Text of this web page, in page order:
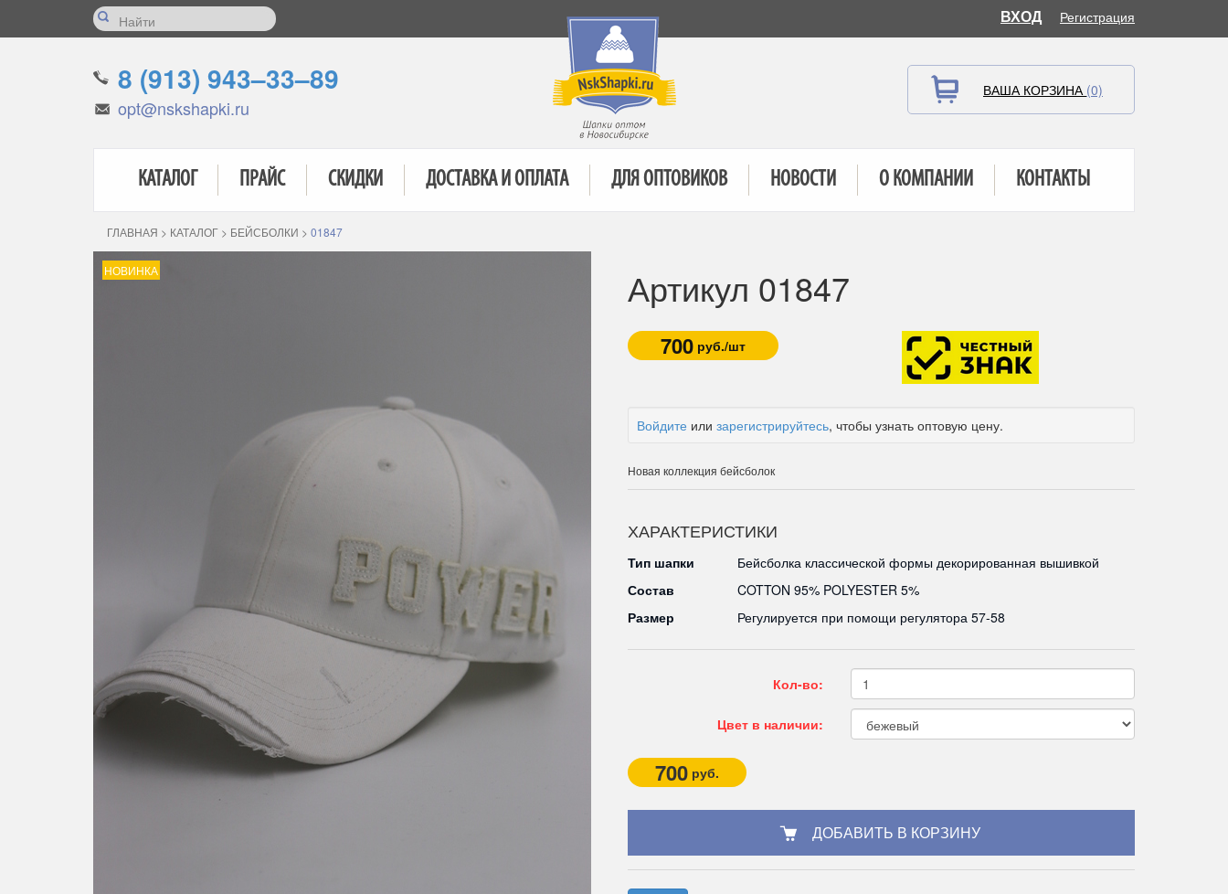
ВХОД Регистрация
8 (913) 943–33–89
opt@nskshapki.ru
ВАША КОРЗИНА (0)
КАТАЛОГ ПРАЙС СКИДКИ ДОСТАВКА И ОПЛАТА ДЛЯ ОПТОВИКОВ НОВОСТИ О КОМПАНИИ КОНТАКТЫ
ГЛАВНАЯ > КАТАЛОГ > БЕЙСБОЛКИ > 01847
НОВИНКА Артикул 01847
700 руб./шт
Войдите или зарегистрируйтесь, чтобы узнать оптовую цену.
Новая коллекция бейсболок
ХАРАКТЕРИСТИКИ
Тип шапки
Бейсболка классической формы декорированная вышивкой
Состав
COTTON 95% POLYESTER 5%
Размер
Регулируется при помощи регулятора 57-58
Кол-во:
Цвет в наличии:
700 руб.